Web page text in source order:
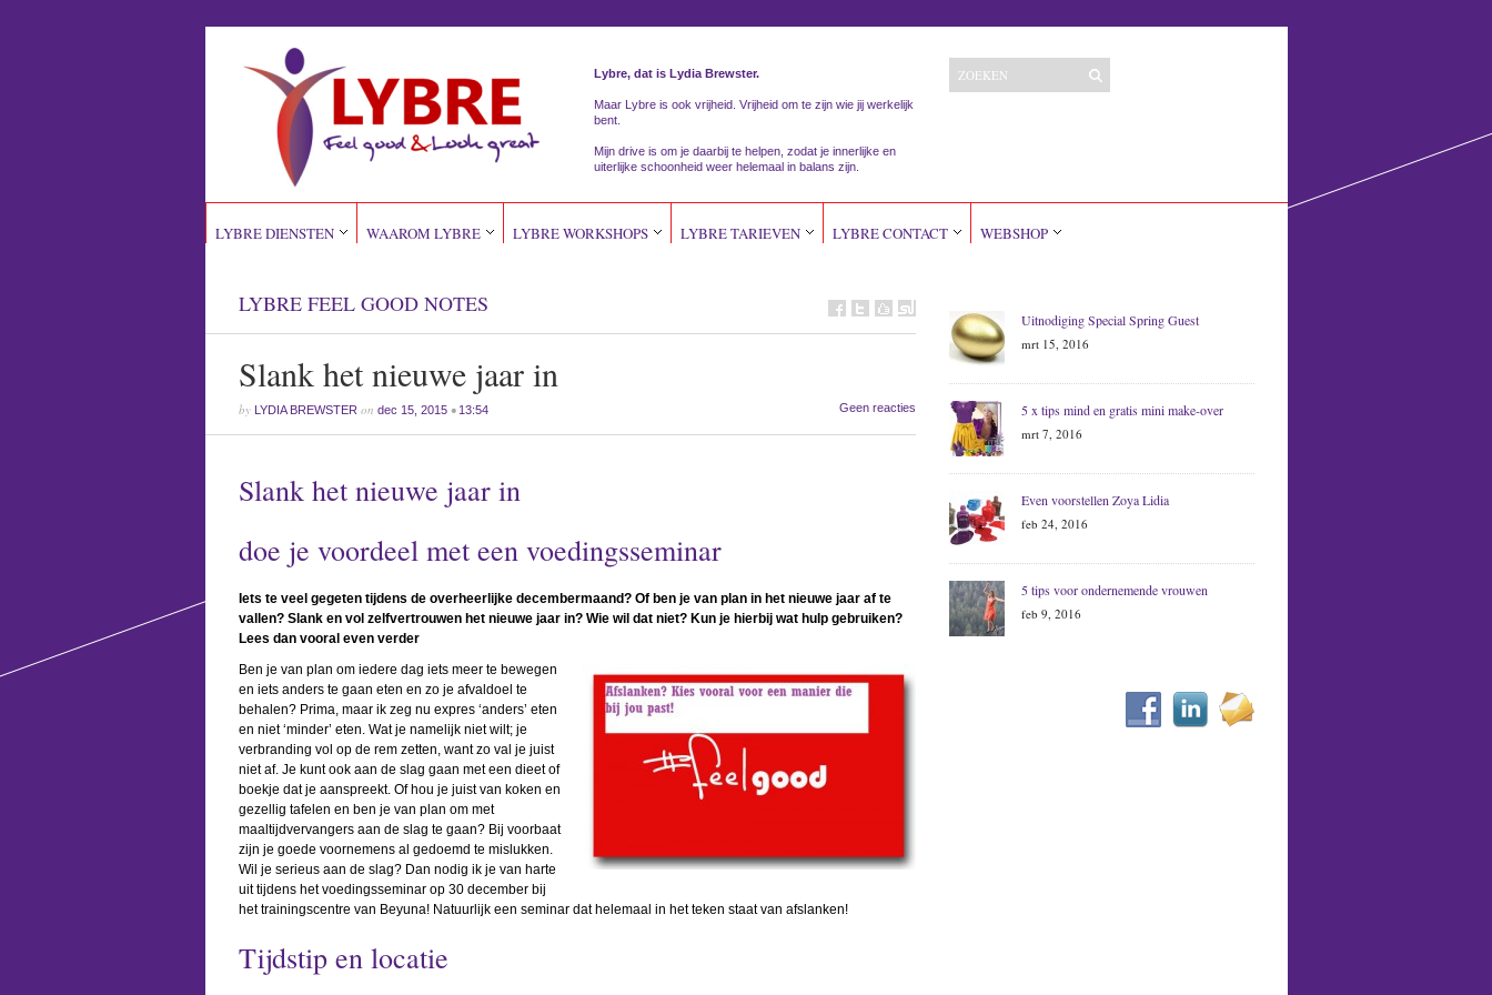
Lybre, dat is Lydia Brewster.
Maar Lybre is ook vrijheid. Vrijheid om te zijn wie jij werkelijk
bent.
Mijn drive is om je daarbij te helpen, zodat je innerlijke en
uiterlijke schoonheid weer helemaal in balans zijn.
LYBRE DIENSTEN WAAROM LYBRE LYBRE WORKSHOPS LYBRE TARIEVEN LYBRE CONTACT WEBSHOP
LYBRE FEEL GOOD NOTES
Slank het nieuwe jaar in
by LYDIA BREWSTERon dec 15, 2015• 13:54 Geen reacties
Slank het nieuwe jaar in
doe je voordeel met een voedingsseminar
Iets te veel gegeten tijdens de overheerlijke decembermaand? Of ben je van plan in het nieuwe jaar af te
vallen? Slank en vol zelfvertrouwen het nieuwe jaar in? Wie wil dat niet? Kun je hierbij wat hulp gebruiken?
Lees dan vooral even verder
Ben je van plan om iedere dag iets meer te bewegen
en iets anders te gaan eten en zo je afvaldoel te
behalen? Prima, maar ik zeg nu expres ‘anders’ eten
en niet ‘minder’ eten. Wat je namelijk niet wilt; je
verbranding vol op de rem zetten, want zo val je juist
niet af. Je kunt ook aan de slag gaan met een dieet of
boekje dat je aanspreekt. Of hou je juist van koken en
gezellig tafelen en ben je van plan om met
maaltijdvervangers aan de slag te gaan? Bij voorbaat
zijn je goede voornemens al gedoemd te mislukken.
Wil je serieus aan de slag? Dan nodig ik je van harte
uit tijdens het voedingsseminar op 30 december bij
het trainingscentre van Beyuna! Natuurlijk een seminar dat helemaal in het teken staat van afslanken!
Tijdstip en locatie
Uitnodiging Special Spring Guest
mrt 15, 2016
5 x tips mind en gratis mini make-over
mrt 7, 2016
Even voorstellen Zoya Lidia
feb 24, 2016
5 tips voor ondernemende vrouwen
feb 9, 2016